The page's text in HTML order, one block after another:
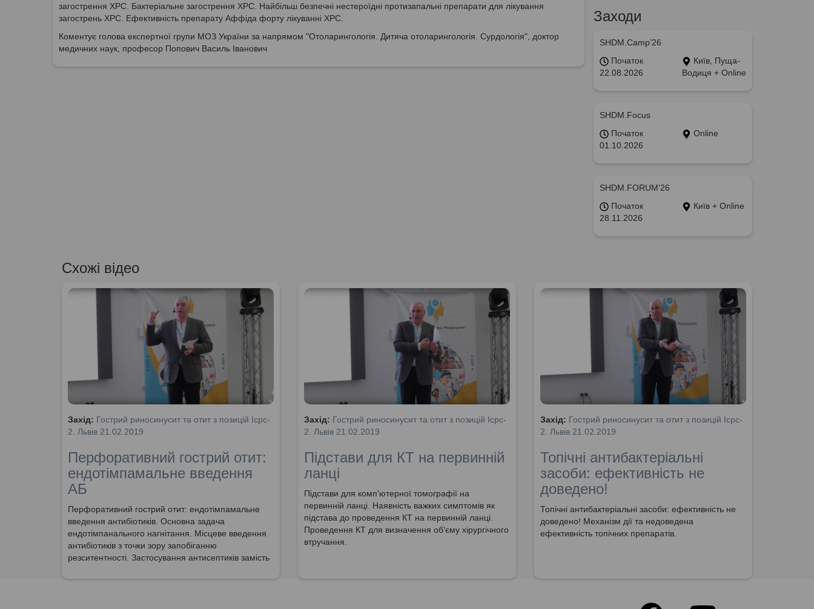
загострення ХРС. Бактеріальне загострення ХРС. Найбільш безпечні нестероїдні протизапальні препарати для лікування
загострень ХРС. Ефективність препарату Аффіда форту лікуванні ХРС.
Коментує голова експертної групи МОЗ України за напрямом "Отоларингологія. Дитяча отоларингологія. Сурдологія", доктор
медичних наук, професор Попович Василь Іванович
Заходи
SHDM.Camp’26
Початок
22.08.2026
Київ, Пуща-
Водиця + Online
SHDM.Focus
Початок
01.10.2026
Online
SHDM.FORUM’26
Початок
28.11.2026
Київ + Online
Схожі відео
Захід: Гострий риносинусит та отит з позицій Icpc-
2. Львів 21.02.2019
Перфоративний гострий отит:
ендотімпамальне введення
АБ
Перфоративний гострий отит: ендотімпамальне
введення антибіотиків. Основна задача
ендотімпанального нагнітання. Місцеве введення
антибіотиків з точки зору запобіганню
резситентності. Застосування антисептиків замість
Захід: Гострий риносинусит та отит з позицій Icpc-
2. Львів 21.02.2019
Підстави для КТ на первинній
ланці
Підстави для комп'ютерної томографії на
первинній ланці. Наявність важких симптомів як
підстава до проведення КТ на первинній ланці.
Проведення КТ для визначення об'єму хірургічного
втручання.
Захід: Гострий риносинусит та отит з позицій Icpc-
2. Львів 21.02.2019
Топічні антибактеріальні
засоби: ефективність не
доведено!
Топічні антибактеріальні засоби: ефективність не
доведено! Механізм дії та недоведена
ефективність топічних препаратів.